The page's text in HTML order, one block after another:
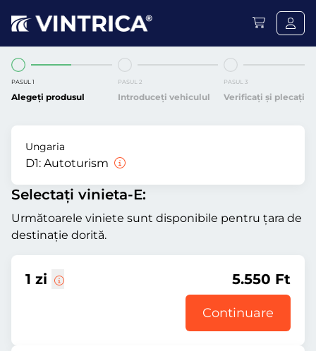
PASUL 1
Alegeți produsul
PASUL 2
Introduceți vehiculul
PASUL 3
Verificați și plecați
Ungaria
D1: Autoturism
Selectați vinieta-E:
Următoarele viniete sunt disponibile pentru țara de
destinație dorită.
1 zi 5.550 Ft
Continuare